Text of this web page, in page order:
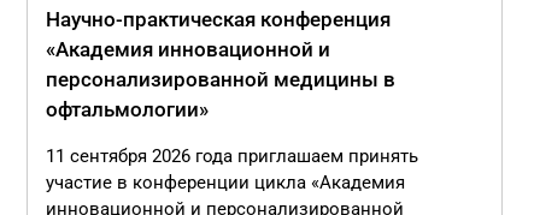
Научно-практическая конференция
«Академия инновационной и
персонализированной медицины в
офтальмологии»
11 сентября 2026 года приглашаем принять
участие в конференции цикла «Академия
инновационной и персонализированной